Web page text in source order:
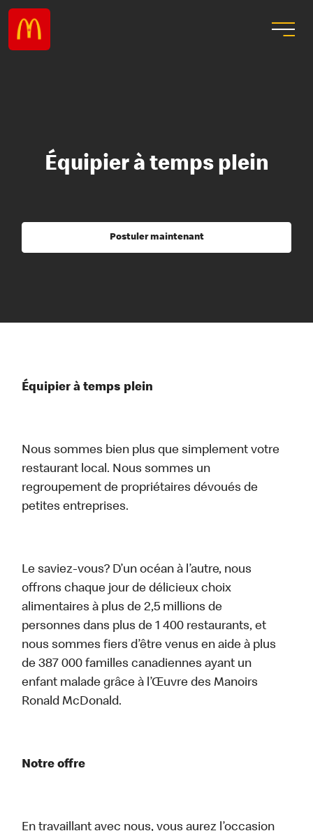
Équipier à temps plein
Postuler maintenant
Équipier à temps plein
Nous sommes bien plus que simplement votre
restaurant local. Nous sommes un
regroupement de propriétaires dévoués de
petites entreprises.
Le saviez-vous? D’un océan à l’autre, nous
offrons chaque jour de délicieux choix
alimentaires à plus de 2,5 millions de
personnes dans plus de 1 400 restaurants, et
nous sommes fiers d’être venus en aide à plus
de 387 000 familles canadiennes ayant un
enfant malade grâce à l’Œuvre des Manoirs
Ronald McDonald.
Notre offre
En travaillant avec nous, vous aurez l’occasion